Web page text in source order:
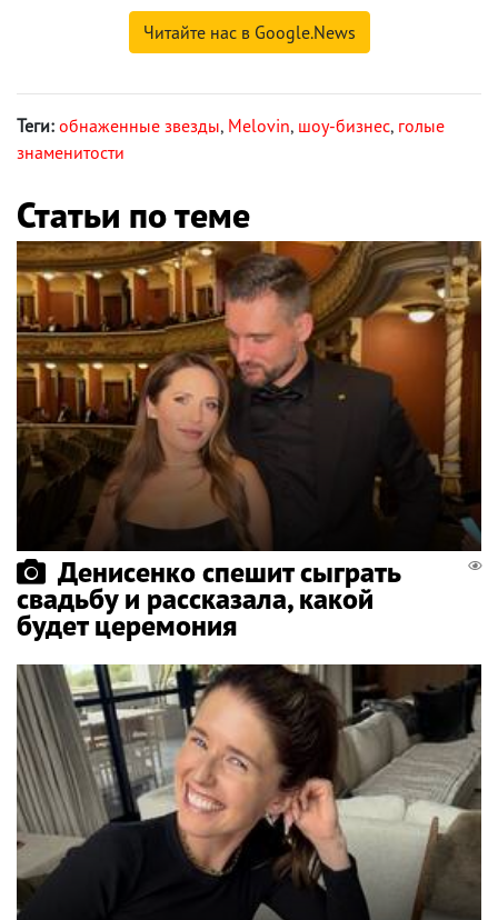
Читайте нас в Google.News
Теги: обнаженные звезды, Melovin, шоу-бизнес, голые
знаменитости
Статьи по теме
Денисенко спешит сыграть
свадьбу и рассказала, какой
будет церемония